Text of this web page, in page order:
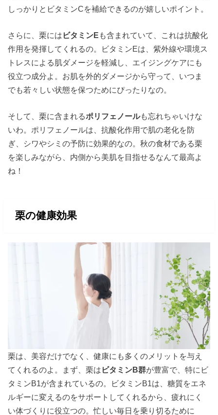
しっかりとビタミンCを補給できるのが嬉しいポイント。
さらに、栗には ビタミンE も含まれていて、これは抗酸化
作用を発揮してくれるの。ビタミンEは、紫外線や環境ス
トレスによる肌ダメージを軽減し、エイジングケアにも
役立つ成分よ。お肌を外的ダメージから守って、いつま
でも若々しい状態を保つためにぴったりなの。
そして、栗に含まれるポリフェノールも忘れちゃいけな
いわ。ポリフェノールは、抗酸化作用で肌の老化を防
ぎ、シワやシミの予防に効果的なの。秋の食材である栗
を楽しみながら、内側から美肌を目指せるなんて最高よ
ね！
栗の健康効果
栗は、美容だけでなく、健康にも多くのメリットを与え
てくれるのよ。まず、栗は ビタミンB群が豊富で、特にビ
タミンB1が含まれているの。ビタミンB1は、糖質をエネ
ルギーに変えるのをサポートしてくれるから、疲れにく
い体づくりに役立つの。忙しい毎日を乗り切るために